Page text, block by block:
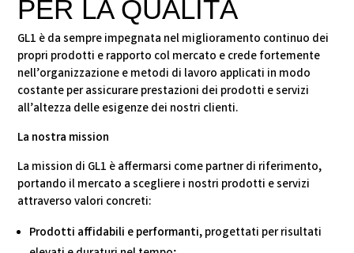
PER LA QUALITÀ
GL1 è da sempre impegnata nel miglioramento continuo dei
propri prodotti e rapporto col mercato e crede fortemente
nell’organizzazione e metodi di lavoro applicati in modo
costante per assicurare prestazioni dei prodotti e servizi
all’altezza delle esigenze dei nostri clienti.
La nostra mission
La mission di GL1 è affermarsi come partner di riferimento,
portando il mercato a scegliere i nostri prodotti e servizi
attraverso valori concreti:
Prodotti affidabili e performanti, progettati per risultati